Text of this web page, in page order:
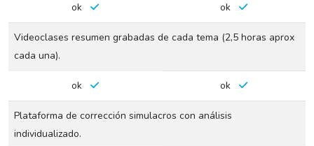
ok ok
Videoclases resumen grabadas de cada tema (2,5 horas aprox
cada una).
ok ok
Plataforma de corrección simulacros con análisis
individualizado.